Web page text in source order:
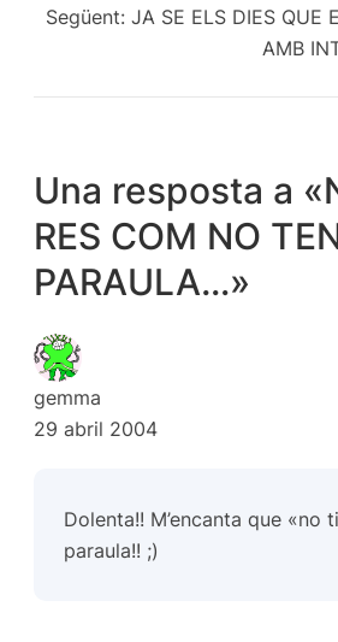
Següent: JA SE ELS DIES QUE
AMB
Una resposta a
RES COM NO
PARAULA…»
gemma
29 abril 2004
Dolenta!! M’encanta que «no
paraula!! ;)